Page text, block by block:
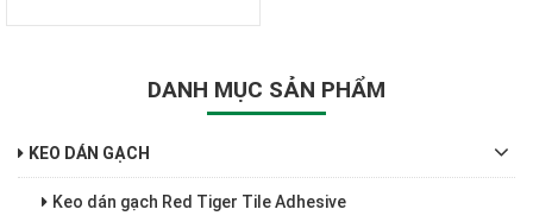
2:2008DANH MỤC SẢN PHẨM
KEO DÁN GẠCH
Keo dán gạch Red Tiger Tile Adhesive